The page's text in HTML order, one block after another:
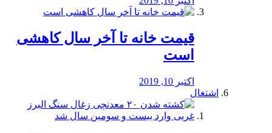
قیمت خانه تا آخر سال کاهشی
است
اکتبر 10, 2019
اشتغال